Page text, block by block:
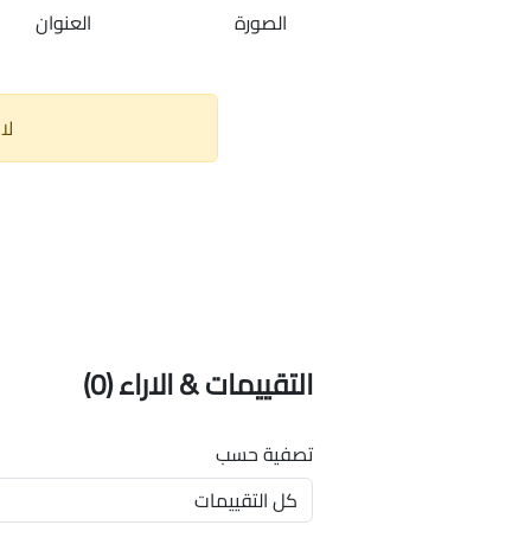
الصورة العنوان
التقييمات & الاراء(0)
تصفية حسب